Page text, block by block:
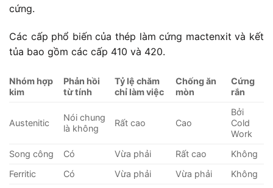
cứng.
Các cấp phổ biến của thép làm cứng mactenxit và kết
tủa bao gồm các cấp 410 và 420.
Nhóm hợp
kim
Phản hồi
từ tính
Tỷ lệ chăm
chỉ làm việc
Chống ăn
mòn
Cứng
rắn
Austenitic
Nói chung
là không
Rất cao Cao
Bởi
Cold
Work
Song công
Có Vừa phải Rất cao
Không
Ferritic
Có Vừa phải Vừa phải Không